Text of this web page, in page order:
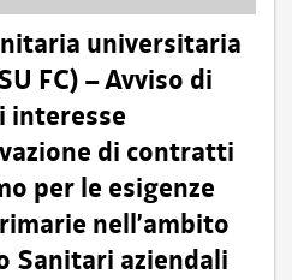
universitaria
FC) – Avviso di
interesse
di contratti
per le esigenze
nell’ambito
Sanitari aziendali